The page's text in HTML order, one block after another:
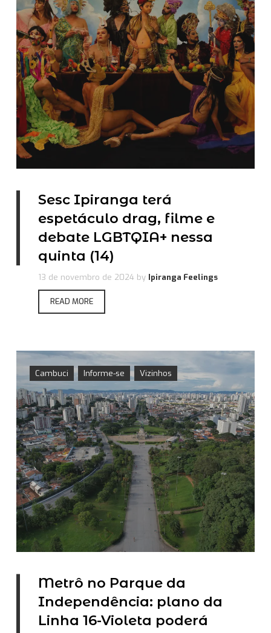
Sesc Ipiranga terá
espetáculo drag, filme e
debate LGBTQIA+ nessa
quinta (14)
13 de novembro de 2024 by Ipiranga Feelings
READ MORE
Cambuci Informe-se Vizinhos
Metrô no Parque da
Independência: plano da
Linha 16-Violeta poderá